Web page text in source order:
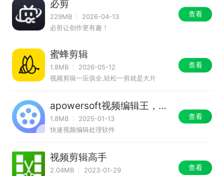
必剪
229MB
2026-04-13
必剪让创作更有趣！
查看
蜜蜂剪辑
1.8MB
2026-05-12
视频剪辑一应俱全,轻松一剪就是大片
查看
apowersoft视频编辑王，蜜
蜂剪辑
1.8MB
2025-01-13
快速视频编辑处理软件
查看
视频剪辑高手
2.04MB
2023-01-29
查看